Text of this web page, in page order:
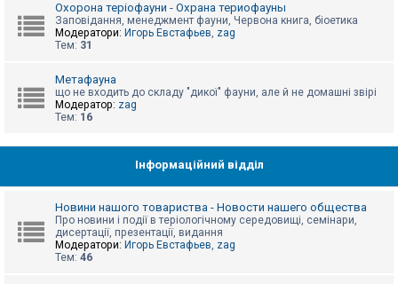
д
п
о
е
й
А
и
т
Охорона теріофауни - Охрана териофауны
Заповідання, менеджмент фауни, Червона книга, біоетика
Модератори: Игорь Евстафьев, zag
Тем: 31
Метафауна
що не входить до складу "дикої" фауни, але й не домашні звірі
Модератор: zag
Тем: 16
Інформаційний відділ
Новини нашого товариства - Новости нашего общества
Про новини і події в теріологічному середовищі, семінари,
дисертації, презентації, видання
Модератори: Игорь Евстафьев, zag
Тем: 46